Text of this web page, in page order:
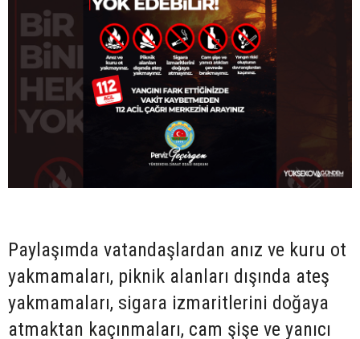
Paylaşımda vatandaşlardan anız ve kuru ot
yakmamaları, piknik alanları dışında ateş
yakmamaları, sigara izmaritlerini doğaya
atmaktan kaçınmaları, cam şişe ve yanıcı